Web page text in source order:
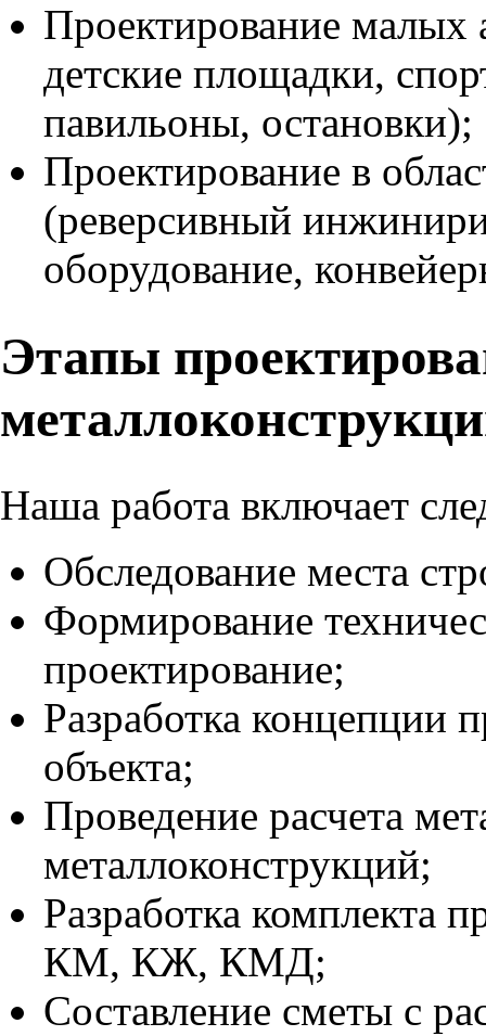
Проектирование
детские площадки,
павильоны, остановки);
Проектирование в
(реверсивный
оборудование,
Этапы
Наша работа включает
Обследование места
Формирование
проектирование;
Разработка концепции
объекта;
Проведение расчета
металлоконструкций;
Разработка комплекта
КМ, КЖ, КМД;
Составление сметы с